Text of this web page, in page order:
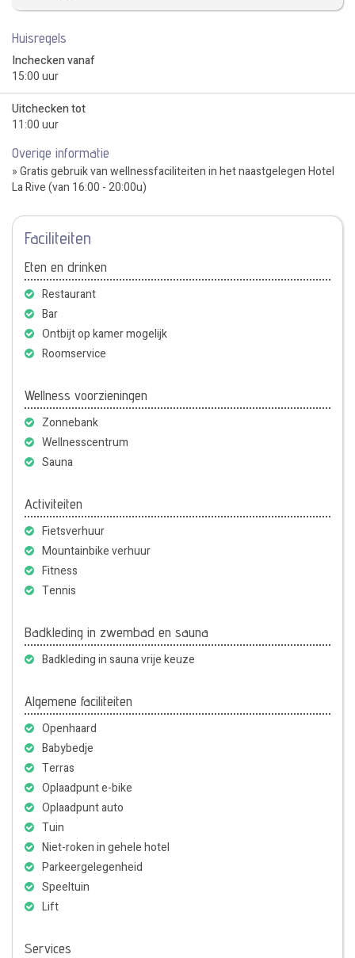
Huisregels
Inchecken vanaf
15:00 uur
Uitchecken tot
11:00 uur
Overige informatie
» Gratis gebruik van wellnessfaciliteiten in het naastgelegen Hotel
La Rive (van 16:00 - 20:00u)
Faciliteiten
Eten en drinken
Restaurant
Bar
Ontbijt op kamer mogelijk
Roomservice
Wellness voorzieningen
Zonnebank
Wellnesscentrum
Sauna
Activiteiten
Fietsverhuur
Mountainbike verhuur
Fitness
Tennis
Badkleding in zwembad en sauna
Badkleding in sauna vrije keuze
Algemene faciliteiten
Openhaard
Babybedje
Terras
Oplaadpunt e-bike
Oplaadpunt auto
Tuin
Niet-roken in gehele hotel
Parkeergelegenheid
Speeltuin
Lift
Services